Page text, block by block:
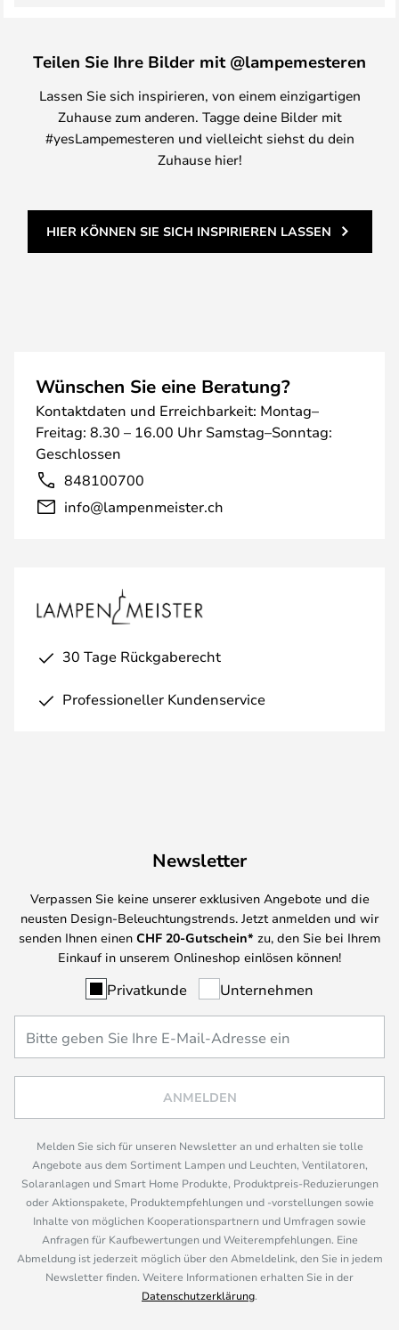
Teilen Sie Ihre Bilder mit @lampemesteren
Lassen Sie sich inspirieren, von einem einzigartigen
Zuhause zum anderen. Tagge deine Bilder mit
#yesLampemesteren und vielleicht siehst du dein
Zuhause hier!
HIER KÖNNEN SIE SICH INSPIRIEREN LASSEN
Wünschen Sie eine Beratung?
Kontaktdaten und Erreichbarkeit: Montag–
Freitag: 8.30 – 16.00 Uhr Samstag–Sonntag:
Geschlossen
848100700
info@lampenmeister.ch
30 Tage Rückgaberecht
Professioneller Kundenservice
Newsletter
Verpassen Sie keine unserer exklusiven Angebote und die
neusten Design-Beleuchtungstrends. Jetzt anmelden und wir
senden Ihnen einen CHF 20-Gutschein* zu, den Sie bei Ihrem
Einkauf in unserem Onlineshop einlösen können!
Privatkunde Unternehmen
ANMELDEN
Melden Sie sich für unseren Newsletter an und erhalten sie tolle
Angebote aus dem Sortiment Lampen und Leuchten, Ventilatoren,
Solaranlagen und Smart Home Produkte, Produktpreis-Reduzierungen
oder Aktionspakete, Produktempfehlungen und -vorstellungen sowie
Inhalte von möglichen Kooperationspartnern und Umfragen sowie
Anfragen für Kaufbewertungen und Weiterempfehlungen. Eine
Abmeldung ist jederzeit möglich über den Abmeldelink, den Sie in jedem
Newsletter finden. Weitere Informationen erhalten Sie in der
Datenschutzerklärung.